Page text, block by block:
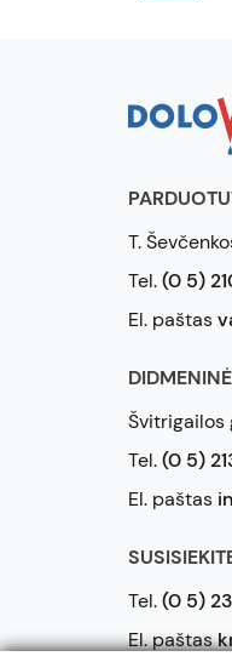
T.
Tel.(0 5)
El. paštas
Švitrigailos
Tel.(0 5)
El. paštas
Tel.(0 5)
El. paštas